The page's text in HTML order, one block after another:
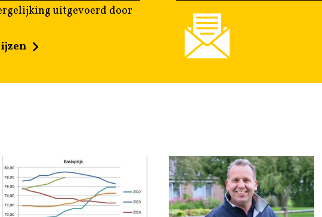
uitgevoerd door